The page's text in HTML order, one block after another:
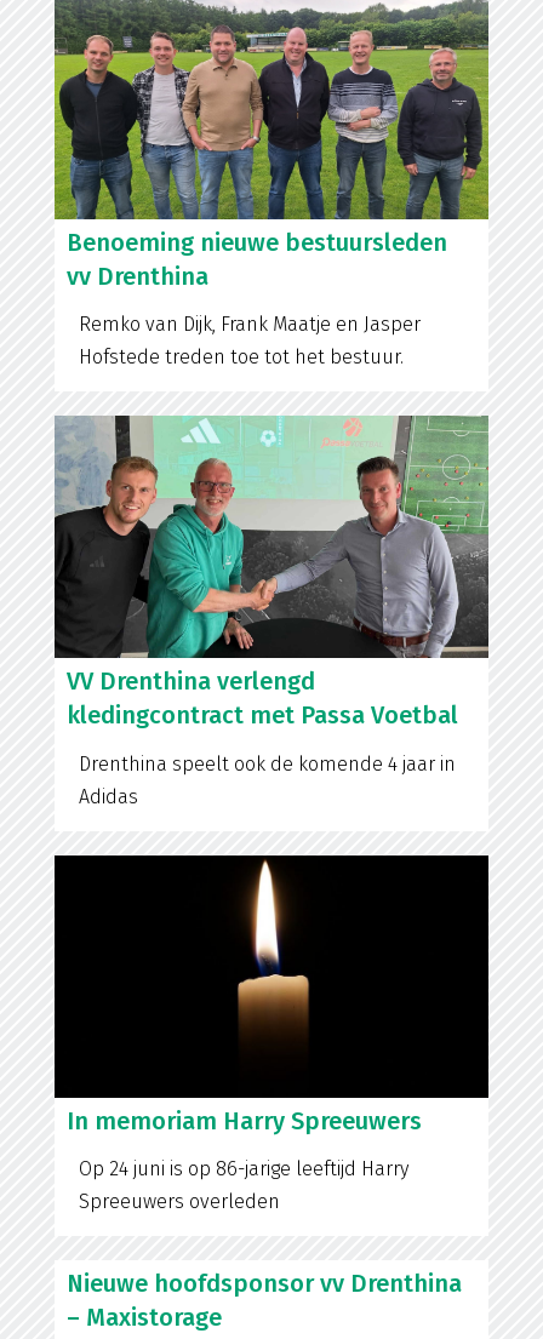
Benoeming nieuwe bestuursleden
vv Drenthina
Remko van Dijk, Frank Maatje en Jasper
Hofstede treden toe tot het bestuur.
VV Drenthina verlengd
kledingcontract met Passa Voetbal
Drenthina speelt ook de komende 4 jaar in
Adidas
In memoriam Harry Spreeuwers
Op 24 juni is op 86-jarige leeftijd Harry
Spreeuwers overleden
Nieuwe hoofdsponsor vv Drenthina
– Maxistorage